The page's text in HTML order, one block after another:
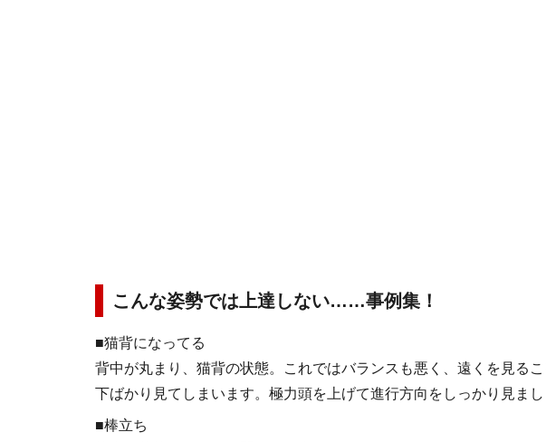
こんな姿勢では上達しない……事例集！
■猫背になってる
背中が丸まり、猫背の状態。これではバランスも悪く、遠くを見る
下ばかり見てしまいます。極力頭を上げて進行方向をしっかり見まし
■棒立ち